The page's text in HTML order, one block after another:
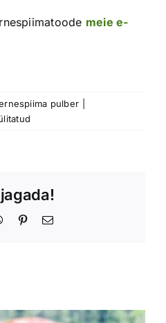
meie e-
pulber
WhatsApp
PinterestEmail